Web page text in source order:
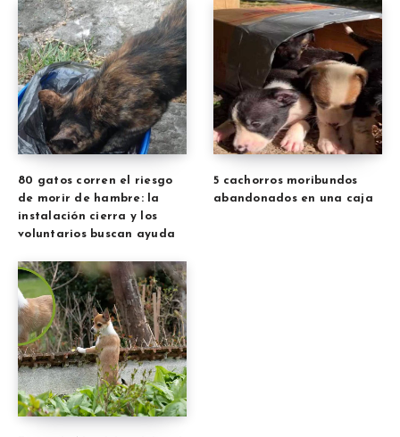
80 gatos corren el riesgo
de morir de hambre: la
instalación cierra y los
voluntarios buscan ayuda
5 cachorros moribundos
abandonados en una caja